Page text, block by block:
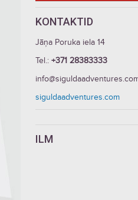
KONTAKTID
Jāņa Poruka iela 14
Tel.: +371 28383333
siguldaadventures.com
ILM